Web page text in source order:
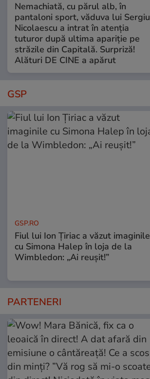
Nemachiată, cu părul alb, în
pantaloni sport, văduva lui Sergiu
Nicolaescu a intrat în atenția
tuturor după ultima apariție pe
străzile din Capitală. Surpriză!
Alături DE CINE a apărut
GSP
GSP.RO
Fiul lui Ion Țiriac a văzut imaginile
cu Simona Halep în loja de la
Wimbledon: „Ai reușit!”
PARTENERI